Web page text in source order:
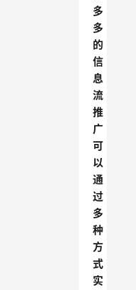
多
多
的
信
息
流
推
广
可
以
通
过
多
种
方
式
实